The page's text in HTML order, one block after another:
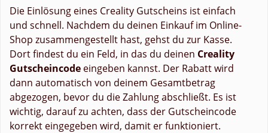
Die Einlösung eines Creality Gutscheins ist einfach
und schnell. Nachdem du deinen Einkauf im Online-
Shop zusammengestellt hast, gehst du zur Kasse.
Dort findest du ein Feld, in das du deinen Creality
Gutscheincode eingeben kannst. Der Rabatt wird
dann automatisch von deinem Gesamtbetrag
abgezogen, bevor du die Zahlung abschließt. Es ist
wichtig, darauf zu achten, dass der Gutscheincode
korrekt eingegeben wird, damit er funktioniert.